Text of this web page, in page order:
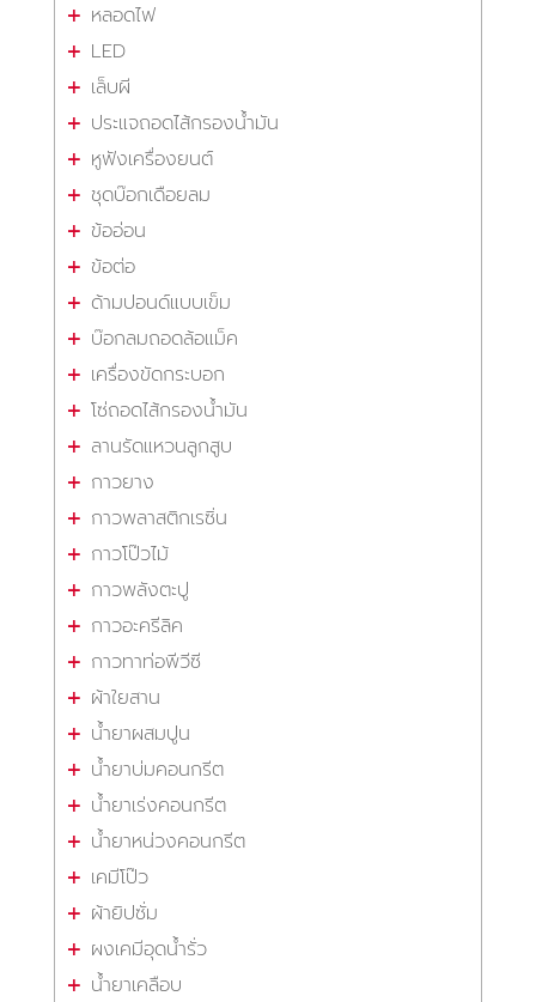
หลอดไฟ
LED
เล็บผี
ประแจถอดไส้กรองน้ำมัน
หูฟังเครื่องยนต์
ชุดบ๊อกเดือยลม
ข้ออ่อน
ข้อต่อ
ด้ามปอนด์แบบเข็ม
บ๊อกลมถอดล้อแม็ค
เครื่องขัดกระบอก
โซ่ถอดไส้กรองน้ำมัน
ลานรัดแหวนลูกสูบ
กาวยาง
กาวพลาสติกเรซิ่น
กาวโป๊วไม้
กาวพลังตะปู
กาวอะครีลิค
กาวทาท่อพีวีซี
ผ้าใยสาน
น้ำยาผสมปูน
น้ำยาบ่มคอนกรีต
น้ำยาเร่งคอนกรีต
น้ำยาหน่วงคอนกรีต
เคมีโป๊ว
ผ้ายิปซั่ม
ผงเคมีอุดน้ำรั่ว
น้ำยาเคลือบ